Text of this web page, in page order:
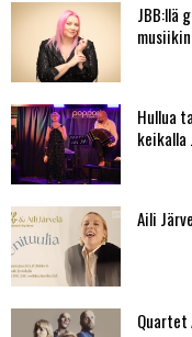
JBB:llä
Hullua
keikalla
Aili
Quartet